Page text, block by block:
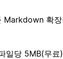
Markdown 확
일당 5MB(무료